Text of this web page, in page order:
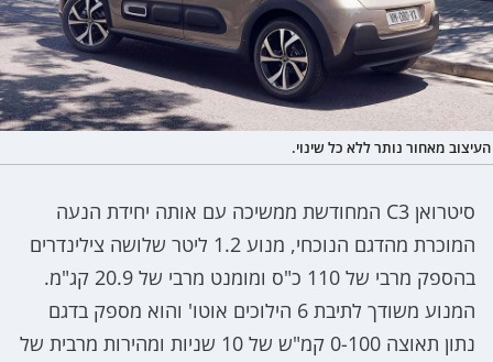
העיצוב מאחור נותר ללא כל שינוי.
סיטרואן C3 המחודשת ממשיכה עם אותה יחידת הנעה
המוכרת מהדגם הנוכחי, מנוע 1.2 ליטר שלושה צילינדרים
בהספק מרבי של 110 כ"ס ומומנט מרבי של 20.9 קג"מ.
המנוע משודך לתיבת 6 הילוכים אוטו' והוא מספק בדגם
נתון תאוצה 0-100 קמ"ש של 10 שניות ומהירות מרבית של